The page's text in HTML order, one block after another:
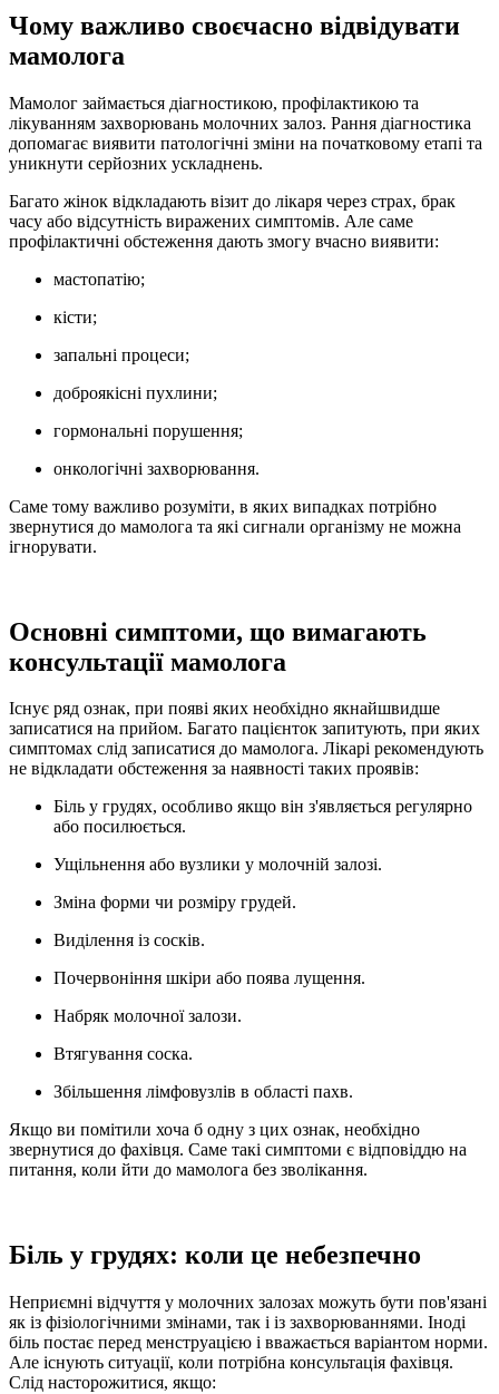
Чому важливо своєчасно відвідувати
мамолога
Мамолог займається діагностикою, профілактикою та
лікуванням захворювань молочних залоз. Рання діагностика
допомагає виявити патологічні зміни на початковому етапі та
уникнути серйозних ускладнень.
Багато жінок відкладають візит до лікаря через страх, брак
часу або відсутність виражених симптомів. Але саме
профілактичні обстеження дають змогу вчасно виявити:
мастопатію;
кісти;
запальні процеси;
доброякісні пухлини;
гормональні порушення;
онкологічні захворювання.
Саме тому важливо розуміти, в яких випадках потрібно
звернутися до мамолога та які сигнали організму не можна
ігнорувати.
Основні симптоми, що вимагають
консультації мамолога
Існує ряд ознак, при появі яких необхідно якнайшвидше
записатися на прийом. Багато пацієнток запитують, при яких
симптомах слід записатися до мамолога. Лікарі рекомендують
не відкладати обстеження за наявності таких проявів:
Біль у грудях, особливо якщо він з'являється регулярно
або посилюється.
Ущільнення або вузлики у молочній залозі.
Зміна форми чи розміру грудей.
Виділення із сосків.
Почервоніння шкіри або поява лущення.
Набряк молочної залози.
Втягування соска.
Збільшення лімфовузлів в області пахв.
Якщо ви помітили хоча б одну з цих ознак, необхідно
звернутися до фахівця. Саме такі симптоми є відповіддю на
питання, коли йти до мамолога без зволікання.
Біль у грудях: коли це небезпечно
Неприємні відчуття у молочних залозах можуть бути пов'язані
як із фізіологічними змінами, так і із захворюваннями. Іноді
біль постає перед менструацією і вважається варіантом норми.
Але існують ситуації, коли потрібна консультація фахівця.
Слід насторожитися, якщо: